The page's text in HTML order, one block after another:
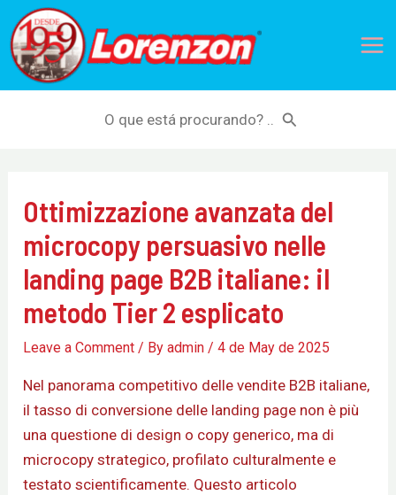
Skip
to
content
for:
Ottimizzazione avanzata del
microcopy persuasivo nelle
landing page B2B italiane: il
metodo Tier 2 esplicato
Leave a Comment / Byadmin/4 de May de 2025
Nel panorama competitivo delle vendite B2B italiane,
il tasso di conversione delle landing page non è più
una questione di design o copy generico, ma di
microcopy strategico, profilato culturalmente e
testato scientificamente. Questo articolo